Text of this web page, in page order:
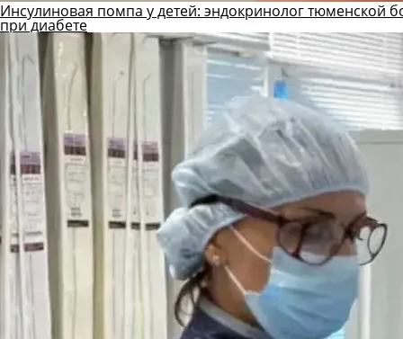
Инсулиновая помпа у детей: эндокринолог тюменской
при диабете